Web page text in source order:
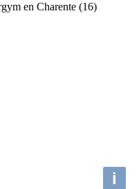
en Charente (16)
i